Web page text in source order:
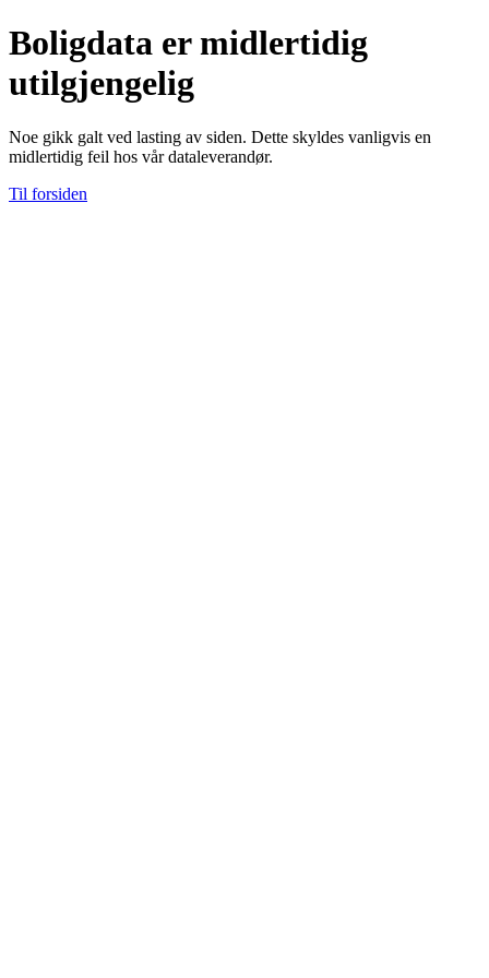
Boligdata er midlertidig
utilgjengelig
Noe gikk galt ved lasting av siden. Dette skyldes vanligvis en
midlertidig feil hos vår dataleverandør.
Til forsiden